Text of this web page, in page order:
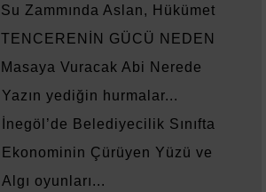
Su Zammında Aslan, Hükümet
TENCERENİN GÜCÜ NEDEN
Masaya Vuracak Abi Nerede
Yazın yediğin hurmalar...
İnegöl’de Belediyecilik Sınıfta
Ekonominin Çürüyen Yüzü ve
Algı oyunları...